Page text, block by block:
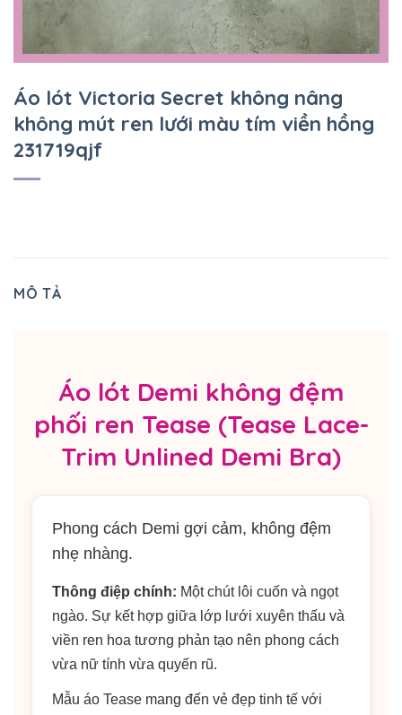
Áo lót Victoria Secret không nâng
không mút ren lưới màu tím viền hồng
231719qjf
MÔ TẢ
Áo lót Demi không đệm
phối ren Tease (Tease Lace-
Trim Unlined Demi Bra)
Phong cách Demi gợi cảm, không đệm
nhẹ nhàng.
Thông điệp chính: Một chút lôi cuốn và ngọt
ngào. Sự kết hợp giữa lớp lưới xuyên thấu và
viền ren hoa tương phản tạo nên phong cách
vừa nữ tính vừa quyến rũ.
Mẫu áo Tease mang đến vẻ đẹp tinh tế với